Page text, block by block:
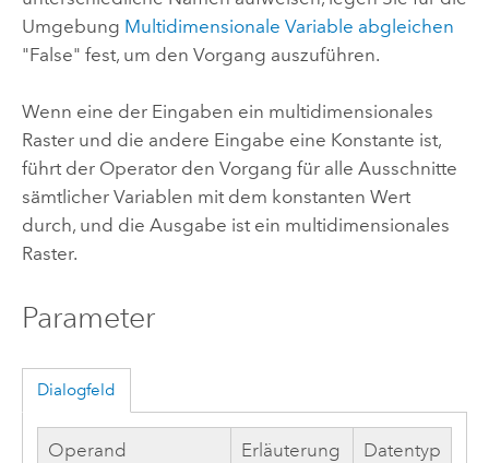
Umgebung Multidimensionale Variable abgleichen
"False" fest, um den Vorgang auszuführen.
Wenn eine der Eingaben ein multidimensionales
Raster und die andere Eingabe eine Konstante ist,
führt der Operator den Vorgang für alle Ausschnitte
sämtlicher Variablen mit dem konstanten Wert
durch, und die Ausgabe ist ein multidimensionales
Raster.
Parameter
Dialogfeld
Operand Erläuterung Datentyp